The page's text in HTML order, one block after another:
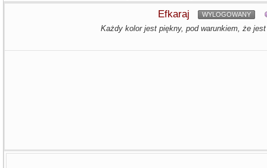
Efkaraj WYLOGOWANY
Każdy kolor jest piękny, pod warunkiem, że